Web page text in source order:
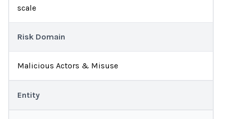
scale
Risk Domain
Malicious Actors & Misuse
Entity